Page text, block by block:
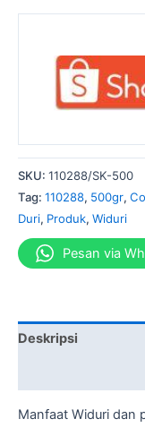
SKU: 110288/SK-500
Tag: 110288, 500gr,
Duri, Produk, Widuri
Pesan via
Deskripsi
Manfaat Widuri dan